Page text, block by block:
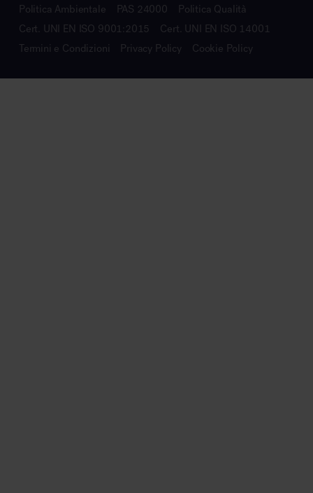
Politica Ambientale PAS 24000
Politica Qualità
Cert. UNI EN ISO 9001:2015
Cert. UNI EN ISO 14001
Termini e Condizioni
Privacy Policy Cookie Policy